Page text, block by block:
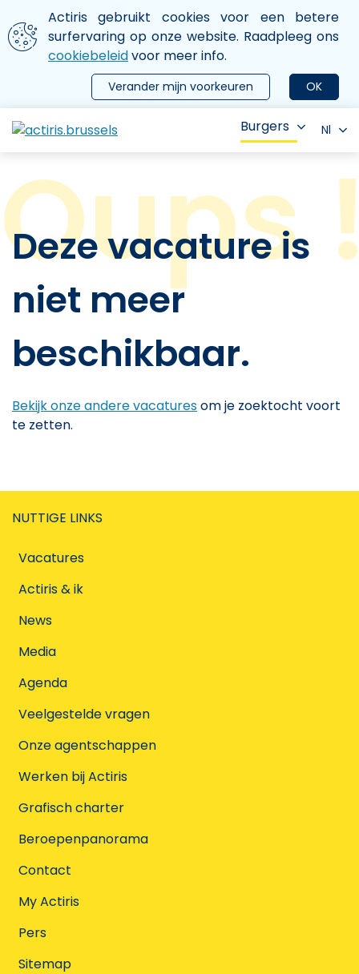
Aller au contenu principal
We gebruiken cookies
Actiris gebruikt cookies voor een betere
surfervaring op onze website. Raadpleeg ons
cookiebeleidvoor meer info.
OK
Verander mijn voorkeuren
le menu
Burgers Nl
Deze vacature is
niet meer
beschikbaar.
Bekijk onze andere vacaturesom je zoektocht voort
te zetten.
NUTTIGE LINKS
Vacatures
Actiris & ik
News
Media
Agenda
Veelgestelde vragen
Onze agentschappen
Werken bij Actiris
Grafisch charter
Beroepenpanorama
Contact
My Actiris
Pers
Sitemap